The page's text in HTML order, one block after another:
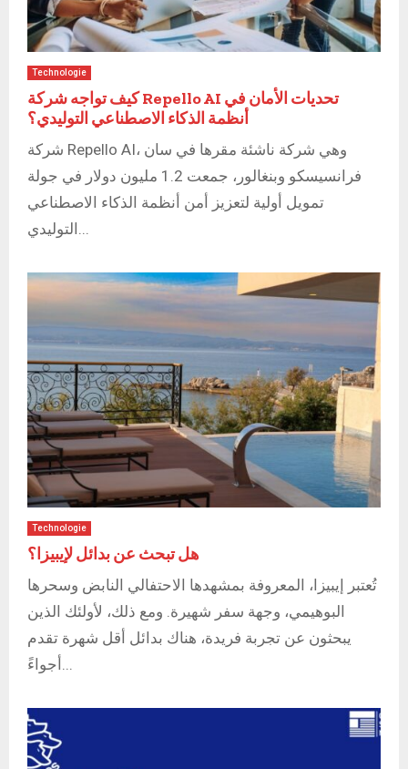
Technologie
كيف تواجه شركة Repello AI تحديات الأمان في
أنظمة الذكاء الاصطناعي التوليدي؟
شركة Repello AI، وهي شركة ناشئة مقرها في سان
فرانسيسكو وبنغالور، جمعت 1.2 مليون دولار في جولة
تمويل أولية لتعزيز أمن أنظمة الذكاء الاصطناعي
Technologie
هل تبحث عن بدائل لإيبيزا؟
تُعتبر إيبيزا، المعروفة بمشهدها الاحتفالي النابض وسحرها
البوهيمي، وجهة سفر شهيرة. ومع ذلك، لأولئك الذين
يبحثون عن تجربة فريدة، هناك بدائل أقل شهرة تقدم
أجواءً...